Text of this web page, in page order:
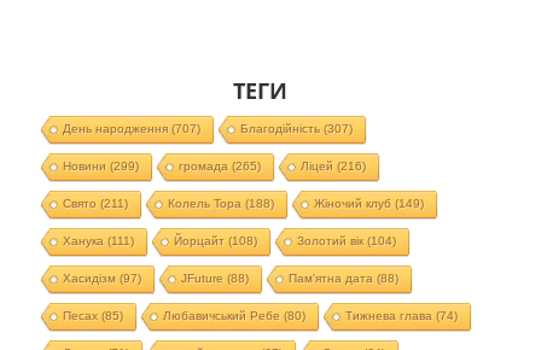
ТЕГИ
День народження(707) Благодійність (307)
Новини (299) громада (265) Ліцей (216)
Свято (211) Колель Тора (188) Жіночий клуб (149)
Ханука (111) Йорцайт (108) Золотий вік(104)
Хасидізм (97) JFuture (88) Пам'ятна дата (88)
Песах(85) Любавичський Ребе (80) Тижнева глава (74)